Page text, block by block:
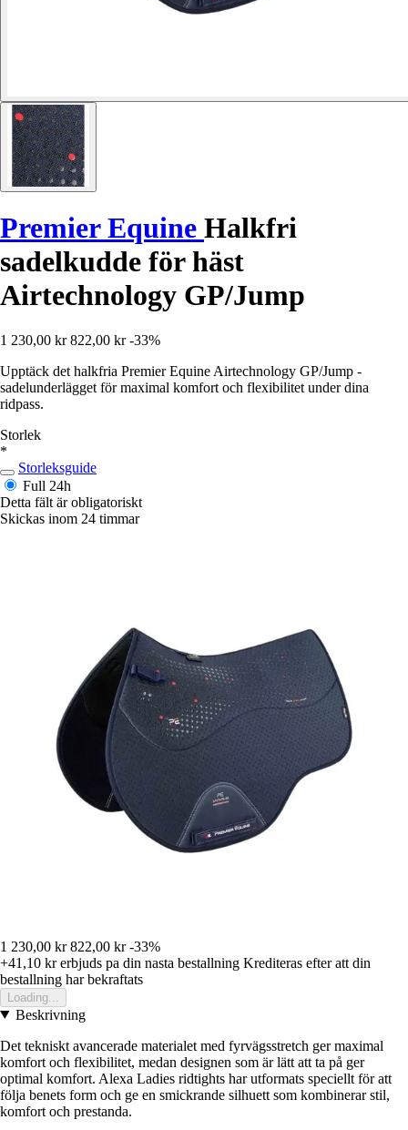
Premier Equine Halkfri
sadelkudde för häst
Airtechnology GP/Jump
1 230,00 kr 822,00 kr -33%
Upptäck det halkfria Premier Equine Airtechnology GP/Jump -
sadelunderlägget för maximal komfort och flexibilitet under dina
ridpass.
Storlek
*
Storleksguide
Full 24h
Detta fält är obligatoriskt
Skickas inom 24 timmar
1 230,00 kr 822,00 kr -33%
+41,10 krerbjuds pa din nasta bestallning Krediteras efter att din
bestallning har bekraftats
Loading...
Beskrivning
Det tekniskt avancerade materialet med fyrvägsstretch ger maximal
komfort och flexibilitet, medan designen som är lätt att ta på ger
optimal komfort. Alexa Ladies ridtights har utformats speciellt för att
följa benets form och ge en smickrande silhuett som kombinerar stil,
komfort och prestanda.